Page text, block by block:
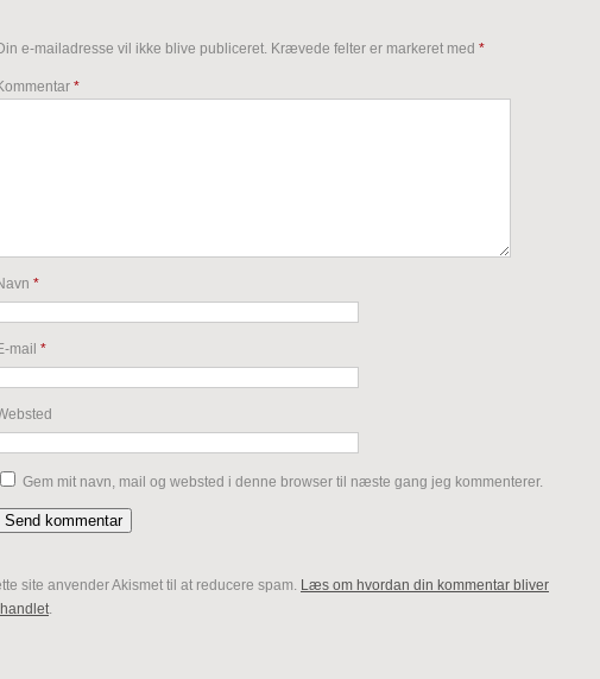
e-mailadresse vil ikke blive publiceret. Krævede felter er markeret med *
*
*
mail *
Gem mit navn, mail og websted i denne browser til næste gang jeg kommenterer.
site anvender Akismet til at reducere spam. Læs om hvordan din kommentar bliver
.